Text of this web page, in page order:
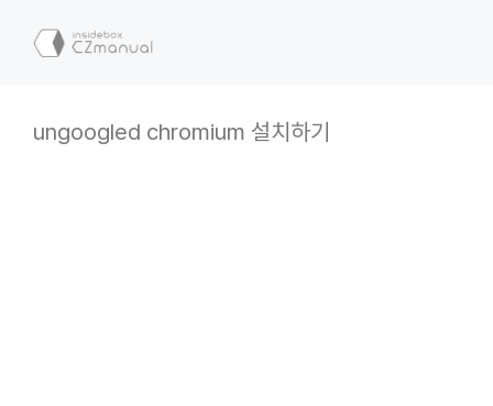
ungoogled chromium 설치하기